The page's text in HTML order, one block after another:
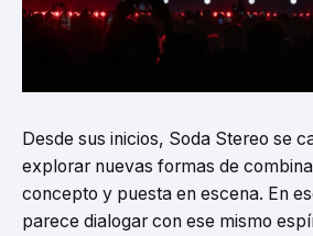
Desde sus inicios, Soda Stereo se
explorar nuevas formas de
concepto y puesta en escena. En
parece dialogar con ese mismo